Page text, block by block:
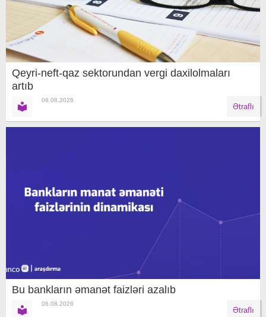
Qeyri-neft-qaz sektorundan vergi daxilolmaları
artıb
06.08.2026
Ətraflı
Bu bankların əmanət faizləri azalıb
06.08.2026
Ətraflı